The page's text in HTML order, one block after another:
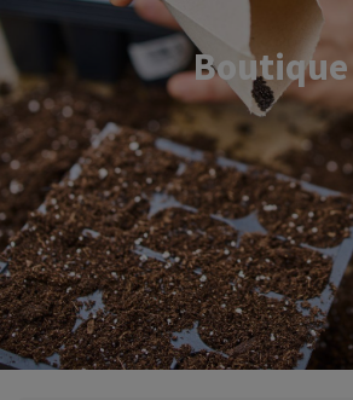
Boutique